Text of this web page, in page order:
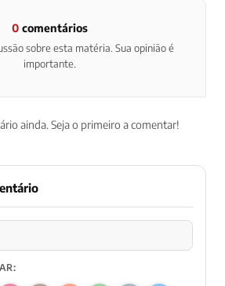
0comentários
sobre esta matéria. Sua opinião é
importante.
ainda. Seja o primeiro a comentar!